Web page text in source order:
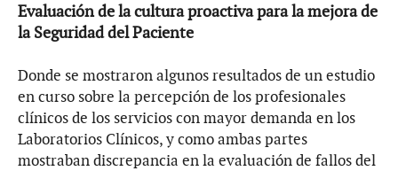
Evaluación de la cultura proactiva para la mejora de
la Seguridad del Paciente
Donde se mostraron algunos resultados de un estudio
en curso sobre la percepción de los profesionales
clínicos de los servicios con mayor demanda en los
Laboratorios Clínicos, y como ambas partes
mostraban discrepancia en la evaluación de fallos del